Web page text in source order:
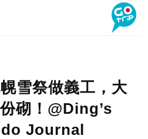
幌雪祭做義工，大
砌！@Ding’s
Journal